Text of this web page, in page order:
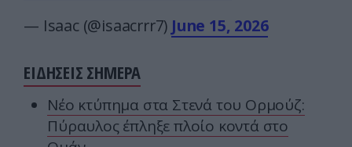
— Isaac (@isaacrrr7) June 15, 2026
ΕΙΔΗΣΕΙΣ ΣΗΜΕΡΑ
Νέο κτύπημα στα Στενά του Ορμούζ:
Πύραυλος έπληξε πλοίο κοντά στο